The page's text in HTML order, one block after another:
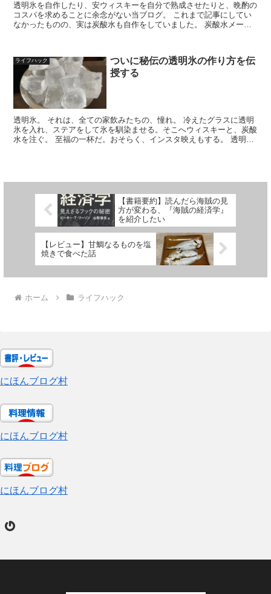
透明氷を自作したり、安ウィスキーを自分で熟成させたりと、晩酌の
コスパを求めることに余念がない当ブログ。 これまで記事にしてい
なかったものの、実は炭酸水も自作をしていました。 炭酸水メーカ
ライフハック
ついに秘伝の透明氷の作り方を伝
授する
透明氷。 それは、全ての家飲みたちの、憧れ。 冷えたグラスに透明
氷を入れ、ステアをして氷を馴染ませる。そこへウィスキーと、炭酸
水を注ぐ。 至福の一杯だ。おそらく、インスタ映えもする。 透明氷
【書籍要約】読んだら海賊の見
方が変わる、『海賊の経済学』
を紹介したい
【レビュー】甘鯛なるものを塩
焼きで食べた話
ホーム ライフハック
にほんブログ村
にほんブログ村
にほんブログ村